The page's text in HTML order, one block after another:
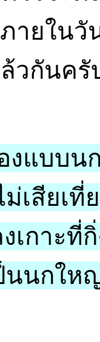
ภายใน
ล้วกันค
งแบบ
สียเที่
เกาะ
นนกใ